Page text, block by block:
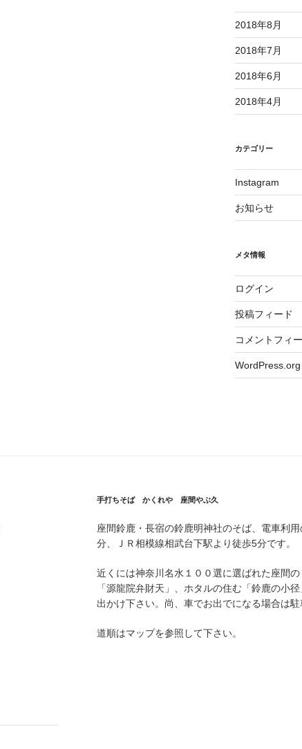
2018年8月
2018年7月
2018年6月
2018年4月
カテゴリー
Instagram
お知らせ
メタ情報
ログイン
投稿フィード
コメントフィ
WordPress.org
手打ちそば かくれや 座間やぶ久
座間鈴鹿・長宿の鈴鹿明神社のそば、電車利
分、ＪＲ相模線相武台下駅より徒歩5分です。
近くには神奈川名水１００選に選ばれた座間
「源龍院弁財天」、ホタルの住む「鈴鹿の小
出かけ下さい。尚、車でお出でになる場合は
道順はマップを参照して下さい。